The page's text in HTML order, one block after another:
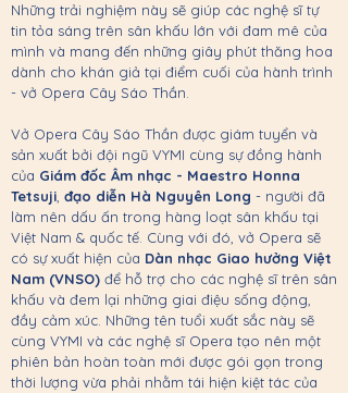
Những trải nghiệm này sẽ giúp các nghệ sĩ tự
tin tỏa sáng trên sân khấu lớn với đam mê của
mình và mang đến những giây phút thăng hoa
dành cho khán giả tại điểm cuối của hành trình
- vở Opera Cây Sáo Thần.
Vở Opera Cây Sáo Thần được giám tuyển và
sản xuất bởi đội ngũ VYMI cùng sự đồng hành
của Giám đốc Âm nhạc - Maestro Honna
Tetsuji đạo diễn Hà Nguyên Long - người đã
làm nên dấu ấn trong hàng loạt sân khấu tại
Việt Nam & quốc tế. Cùng với đó, vở Opera sẽ
có sự xuất hiện của Dàn nhạc Giao hưởng Việt
Nam (VNSO) để hỗ trợ cho các nghệ sĩ trên sân
khấu và đem lại những giai điệu sống động,
đầy cảm xúc. Những tên tuổi xuất sắc này sẽ
cùng VYMI và các nghệ sĩ Opera tạo nên một
phiên bản hoàn toàn mới được gói gọn trong
thời lượng vừa phải nhằm tái hiện kiệt tác của